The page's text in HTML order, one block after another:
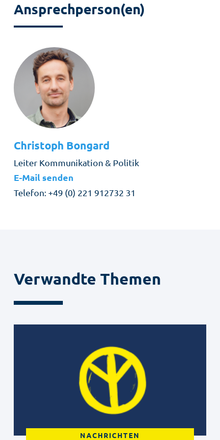
Ansprechperson(en)
Christoph Bongard
Rolle
Leiter Kommunikation & Politik
E-Mail senden
Telefon +49 (0) 221 912732 31
Verwandte Themen
NACHRICHTEN